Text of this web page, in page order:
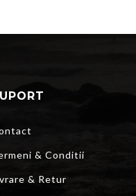
& Conditii
& Retur